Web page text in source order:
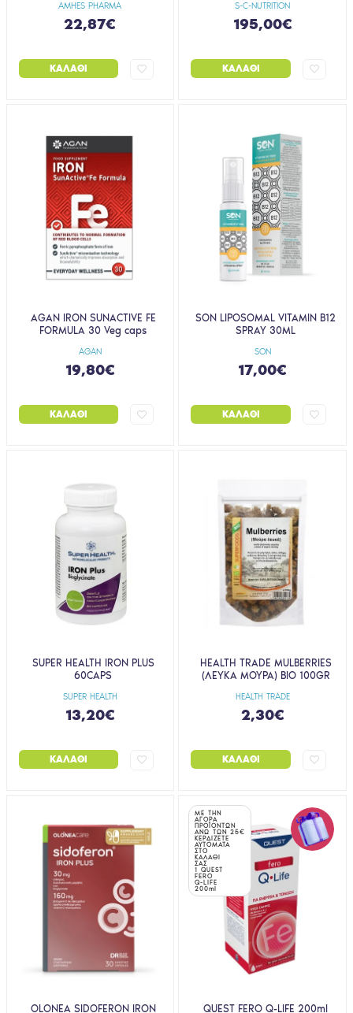
AMHES PHARMA
22,87€
ΚΑΛΆΘΙ
S-C-NUTRITION
195,00€
ΚΑΛΆΘΙ
AGAN
AGAN IRON SUNACTIVE FE
FORMULA 30 Veg caps
19,80€
ΚΑΛΆΘΙ
SON
SON LIPOSOMAL VITAMIN B12
SPRAY 30ML
17,00€
ΚΑΛΆΘΙ
SUPER HEALTH
SUPER HEALTH IRON PLUS
60CAPS
13,20€
ΚΑΛΆΘΙ
HEALTH TRADE
HEALTH TRADE MULBERRIES
(ΛΕΥΚΑ ΜΟΥΡΑ) BIO 100GR
2,30€
ΚΑΛΆΘΙ
OLONEA SIDOFERON IRON
ΜΕ ΤΗΝ
ΑΓΟΡΑ
ΠΡΟΪΟΝΤΩΝ
ΑΝΩ ΤΩΝ 25€
ΚΕΡΔΙΖΕΤΕ
ΑΥΤΟΜΑΤΑ
ΣΤΟ
ΚΑΛΑΘΙ
ΣΑΣ
1 QUEST
FERO
Q-LIFE
200ml
QUEST FERO Q-LIFE 200ml